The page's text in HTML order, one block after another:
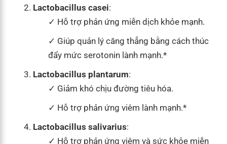
Lactobacillus casei:
Hỗ trợ phản ứng miễn dịch khỏe mạnh.
Giúp quản lý căng thẳng bằng cách thúc
đẩy mức serotonin lành mạnh.*
Lactobacillus plantarum:
Giảm khó chịu đường tiêu hóa.
Hỗ trợ phản ứng viêm lành mạnh.*
Lactobacillus salivarius:
Hỗ trợ phản ứng viêm và sức khỏe miễn